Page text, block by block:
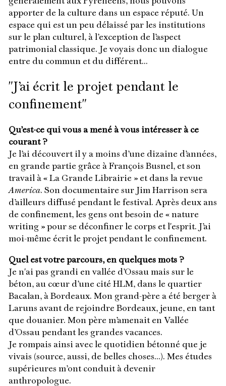
apporter de la culture dans un espace réputé. Un
espace qui est un peu délaissé par les institutions
sur le plan culturel, à l’exception de l’aspect
patrimonial classique. Je voyais donc un dialogue
entre du commun et du différent...
"J’ai écrit le projet pendant le
confinement"
Qu’est-ce qui vous a mené à vous intéresser à ce
courant ?
Je l’ai découvert il y a moins d’une dizaine d’années,
en grande partie grâce à François Busnel, et son
travail à « La Grande Librairie » et dans la revue
America. Son documentaire sur Jim Harrison sera
d’ailleurs diffusé pendant le festival. Après deux ans
de confinement, les gens ont besoin de « nature
writing » pour se déconfiner le corps et l'esprit. J’ai
moi-même écrit le projet pendant le confinement.
Quel est votre parcours, en quelques mots ?
Je n'ai pas grandi en vallée d’Ossau mais sur le
béton, au cœur d’une cité HLM, dans le quartier
Bacalan, à Bordeaux. Mon grand-père a été berger à
Laruns avant de rejoindre Bordeaux, jeune, en tant
que douanier. Mon père m’amenait en Vallée
d’Ossau pendant les grandes vacances.
Je rompais ainsi avec le quotidien bétonné que je
vivais (source, aussi, de belles choses...). Mes études
supérieures m’ont conduit à devenir
anthropologue.